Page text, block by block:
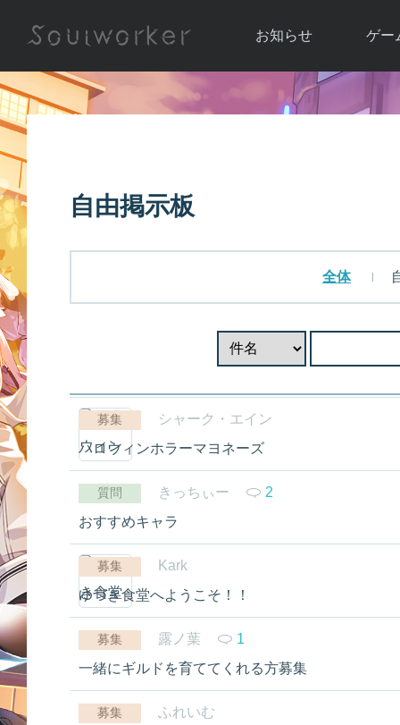
お知らせ
お知らせ一覧
ゲー
ソウ
アップ
自由掲示板
全体
募集
シャーク・エイン
ハロウィンホラーマヨネーズ
質問 きっちぃー
2
おすすめキャラ
募集
Kark
ゆづき食堂へようこそ！！
募集 露ノ葉
1
一緒にギルドを育ててくれる方募集
募集
ふれいむ